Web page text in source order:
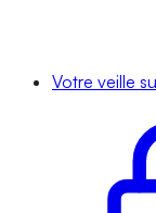
Votre veille